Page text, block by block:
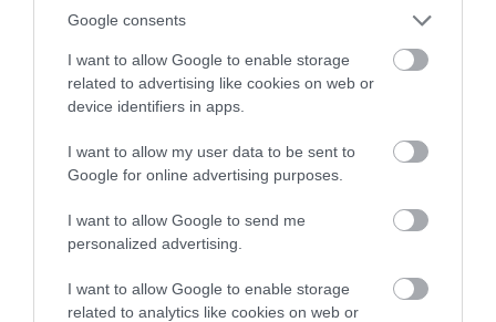
Google consents
I want to allow Google to enable storage
related to advertising like cookies on web or
device identifiers in apps.
I want to allow my user data to be sent to
Google for online advertising purposes.
I want to allow Google to send me
personalized advertising.
I want to allow Google to enable storage
related to analytics like cookies on web or
NYARALÁS